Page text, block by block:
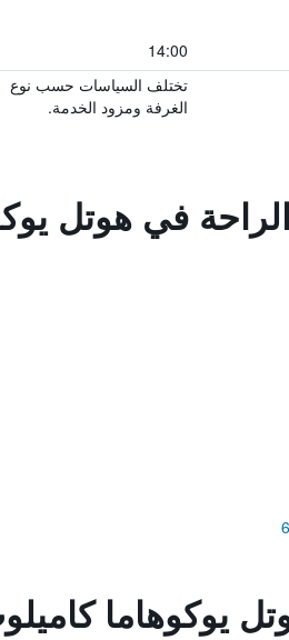
14:00
تختلف السياسات حسب نوع
الغرفة ومزود الخدمة.
في هوتل
يوكوهاما